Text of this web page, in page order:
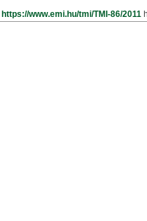
https://www.emi.hu/tmi/TMI-86/2011